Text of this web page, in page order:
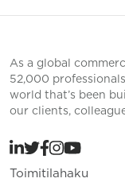
As a global
52,000
world that’s been
our clients,
Toimitilahaku